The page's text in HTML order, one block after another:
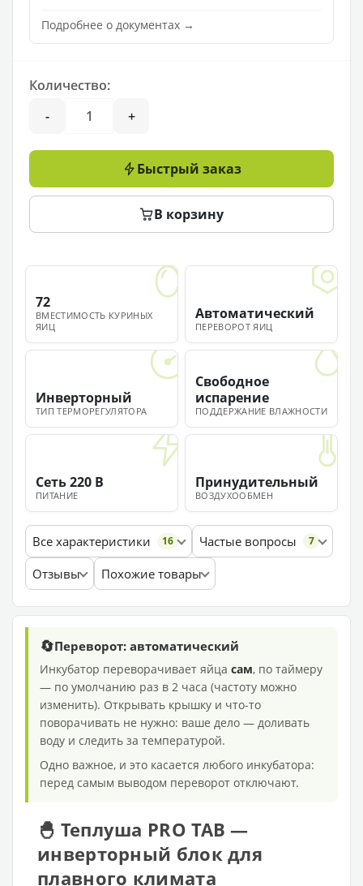
Подробнее о документах →
Количество:
-
+
Быстрый заказ
В корзину
ВМЕСТИМОСТЬ КУРИНЫХ
ЯИЦ
72
ПЕРЕВОРОТ ЯИЦ
Автоматический
ТИП ТЕРМОРЕГУЛЯТОРА
Инверторный
ПОДДЕРЖАНИЕ ВЛАЖНОСТИ
Свободное
испарение
ПИТАНИЕ
Сеть 220 В
ВОЗДУХООБМЕН
Принудительный
Все характеристики 16 Частые вопросы 7
Отзывы Похожие товары
🔄Переворот: автоматический
Инкубатор переворачивает яйца сам, по таймеру
— по умолчанию раз в 2 часа (частоту можно
изменить). Открывать крышку и что-то
поворачивать не нужно: ваше дело — доливать
воду и следить за температурой.
Одно важное, и это касается любого инкубатора:
перед самым выводом переворот отключают.
🐣 Теплуша PRO ТАВ —
инверторный блок для
плавного климата